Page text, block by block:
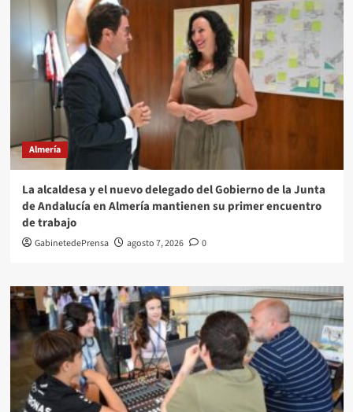
Almería
La alcaldesa y el nuevo delegado del Gobierno de la Junta
de Andalucía en Almería mantienen su primer encuentro
de trabajo
GabinetedePrensa agosto 7, 2026 0